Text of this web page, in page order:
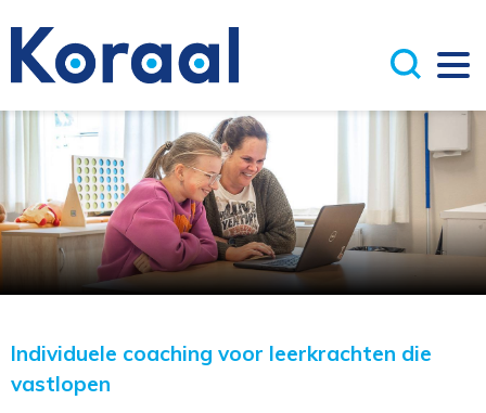
Individuele coaching voor leerkrachten die
vastlopen